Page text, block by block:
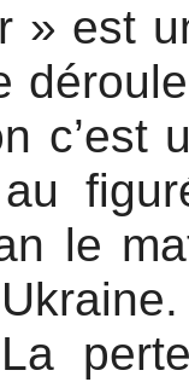
» est
c’est
au
le
La